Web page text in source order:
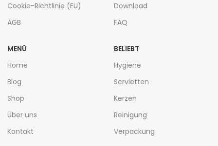
Cookie-Richtlinie (EU)
AGB
Download
FAQ
MENÜ
Home
Blog
Shop
Über uns
Kontakt
BELIEBT
Hygiene
Servietten
Kerzen
Reinigung
Verpackung